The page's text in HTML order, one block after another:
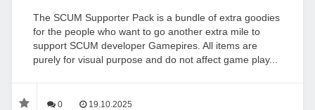
The SCUM Supporter Pack is a bundle of extra goodies
for the people who want to go another extra mile to
support SCUM developer Gamepires. All items are
purely for visual purpose and do not affect game play...
0 19.10.2025